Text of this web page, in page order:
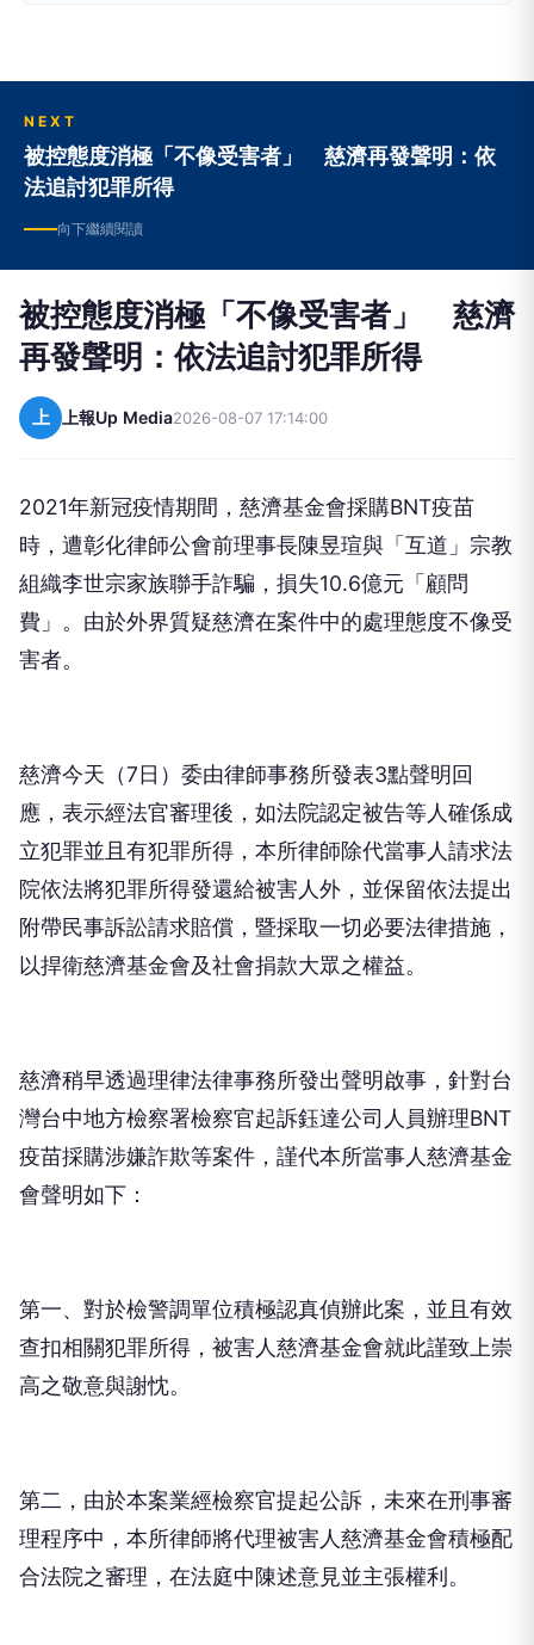
NEXT
被控態度消極「不像受害者」 慈濟再發聲明：依
法追討犯罪所得
向下繼續閱讀
被控態度消極「不像受害者」 慈濟
再發聲明：依法追討犯罪所得
上 上報Up Media2026-08-07 17:14:00
2021年新冠疫情期間，慈濟基金會採購BNT疫苗
時，遭彰化律師公會前理事長陳昱瑄與「互道」宗教
組織李世宗家族聯手詐騙，損失10.6億元「顧問
費」。由於外界質疑慈濟在案件中的處理態度不像受
害者。
慈濟今天（7日）委由律師事務所發表3點聲明回
應，表示經法官審理後，如法院認定被告等人確係成
立犯罪並且有犯罪所得，本所律師除代當事人請求法
院依法將犯罪所得發還給被害人外，並保留依法提出
附帶民事訴訟請求賠償，暨採取一切必要法律措施，
以捍衛慈濟基金會及社會捐款大眾之權益。
慈濟稍早透過理律法律事務所發出聲明啟事，針對台
灣台中地方檢察署檢察官起訴鈺達公司人員辦理BNT
疫苗採購涉嫌詐欺等案件，謹代本所當事人慈濟基金
會聲明如下：
第一、對於檢警調單位積極認真偵辦此案，並且有效
查扣相關犯罪所得，被害人慈濟基金會就此謹致上崇
高之敬意與謝忱。
第二，由於本案業經檢察官提起公訴，未來在刑事審
理程序中，本所律師將代理被害人慈濟基金會積極配
合法院之審理，在法庭中陳述意見並主張權利。